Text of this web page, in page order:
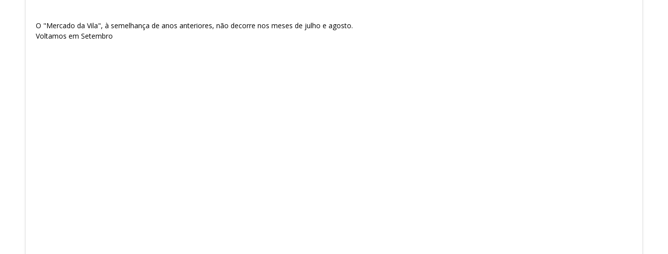
O "Mercado da Vila", à semelhança de anos anteriores, não decorre nos meses de julho e agosto.
Voltamos em Setembro